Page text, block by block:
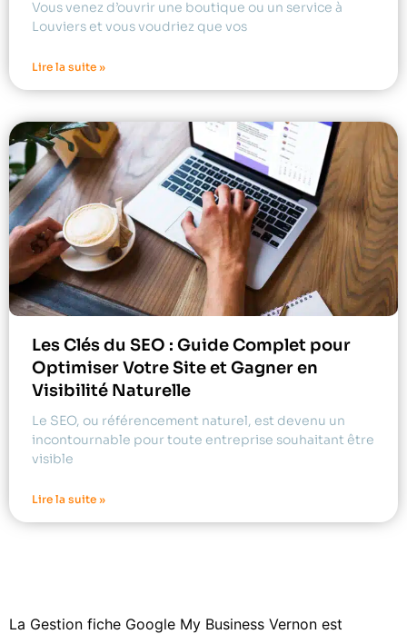
Vous venez d’ouvrir une boutique ou un service à
Louviers et vous voudriez que vos
Lire la suite »
Les Clés du SEO : Guide Complet pour
Optimiser Votre Site et Gagner en
Visibilité Naturelle
Le SEO, ou référencement naturel, est devenu un
incontournable pour toute entreprise souhaitant être
visible
Lire la suite »
La Gestion fiche Google My Business Vernon est